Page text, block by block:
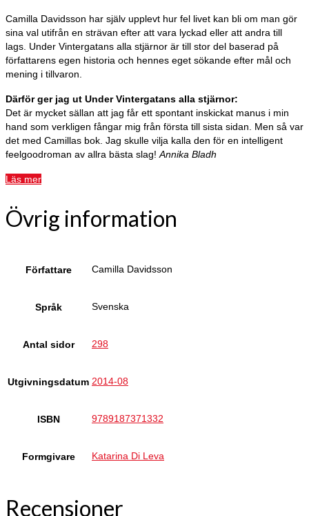
Camilla Davidsson har själv upplevt hur fel livet kan bli om man gör
sina val utifrån en strävan efter att vara lyckad eller att andra till
lags. Under Vintergatans alla stjärnor är till stor del baserad på
författarens egen historia och hennes eget sökande efter mål och
mening i tillvaron.
Därför ger jag ut Under Vintergatans alla stjärnor:
Det är mycket sällan att jag får ett spontant inskickat manus i min
hand som verkligen fångar mig från första till sista sidan. Men så var
det med Camillas bok. Jag skulle vilja kalla den för en intelligent
feelgoodroman av allra bästa slag! Annika Bladh
Läs mer
Övrig information
Författare Camilla Davidsson
Språk Svenska
Antal sidor 298
Utgivningsdatum 2014-08
ISBN 9789187371332
Formgivare Katarina Di Leva
Recensioner